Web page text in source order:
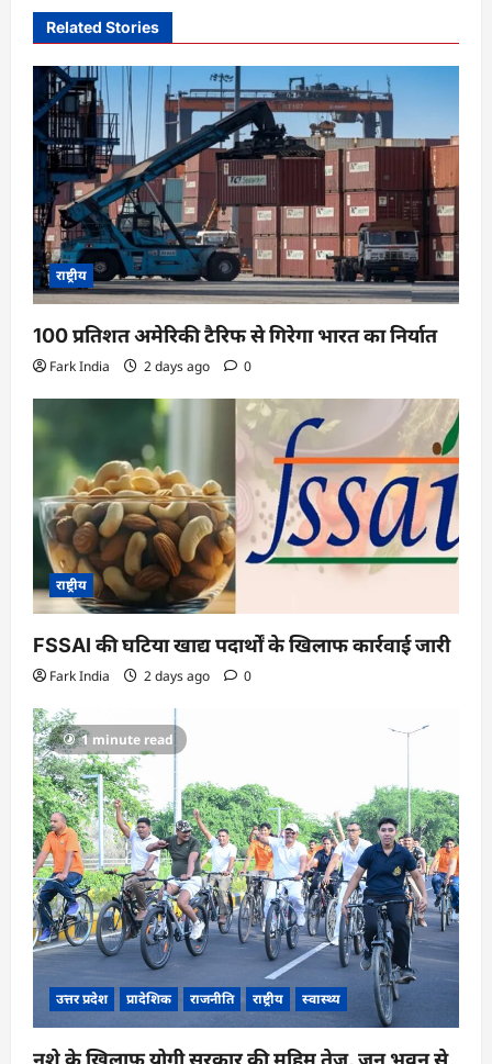
v
a
t
i
o
n
Related Stories
राष्ट्रीय
100 प्रतिशत अमेरिकी टैरिफ से गिरेगा भारत का निर्यात
Fark India 2 days ago 0
राष्ट्रीय
FSSAI की घटिया खाद्य पदार्थों के खिलाफ कार्रवाई जारी
Fark India 2 days ago 0
1 minute read
उत्तर प्रदेश प्रादेशिक राजनीति राष्ट्रीय स्वास्थ्य